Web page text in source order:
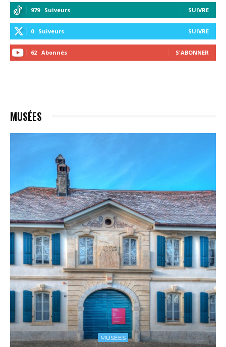
979 Suiveurs SUIVRE
0 Suiveurs SUIVRE
62 Abonnés S'ABONNER
MUSÉES
MUSÉES